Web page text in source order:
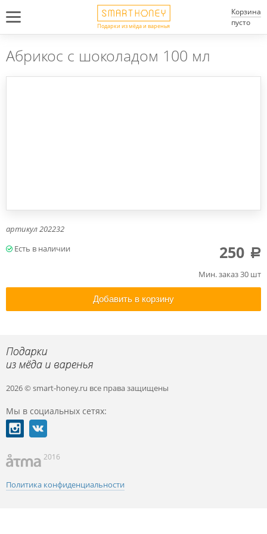
Подарки из мёда и варенья
Корзина
пусто
Абрикос с шоколадом 100 мл
артикул202232
Мин. заказ 30 шт
250 a
Добавить в корзину
2026 © smart-honey.ru все права защищены
Мы в социальных сетях:
2016
Политика конфиденциальности